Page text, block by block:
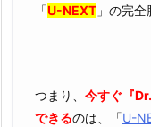
「U-NEXT 」の完
つまり、 今すぐ『
できるのは、「U-